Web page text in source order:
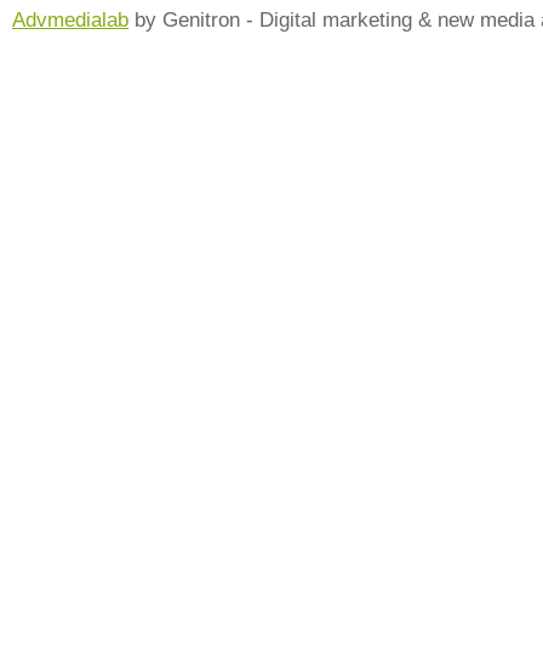
Advmedialab by Genitron - Digital marketing & new media